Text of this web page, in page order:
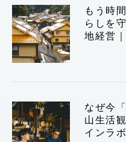
もう時
らしを
地経営
なぜ今
山生活
インラ
灯台も
お